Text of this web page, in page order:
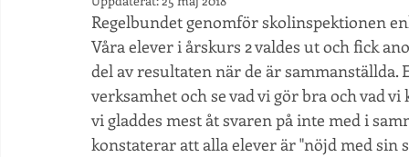
Regelbundet genomför skolinspektionen
Våra elever i årskurs 2 valdes ut och fick
del av resultaten när de är
verksamhet och se vad vi gör bra och vad
vi gladdes mest åt svaren på inte med i
konstaterar att alla elever är "nöjd med